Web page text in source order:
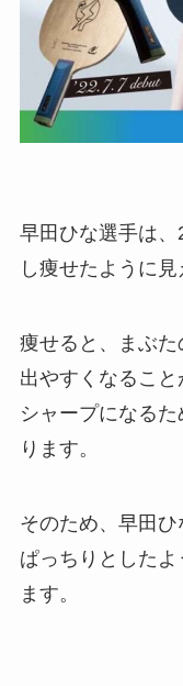
早田ひな選手は
し痩せたように見
痩せると、まぶ
出やすくなるこ
シャープになる
ります。
そのため、早田
ぱっちりとした
ます。